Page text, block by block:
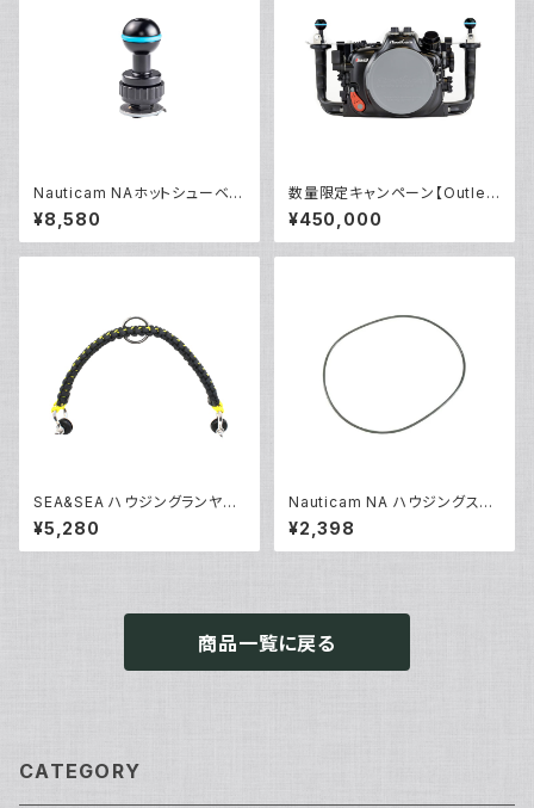
Nauticam NAホットシューベー
ス [40188]
¥8,580
数量限定キャンペーン【Outlet/
展示使用品】Nauticam R5ハウ
ジング バキュームバルブ付き
¥450,000
SEA&SEA ハウジングランヤー
ドIV [46137]
¥5,280
Nauticam NA ハウジングスペ
アOリング90139 [20865]
¥2,398
商品一覧に戻る
CATEGORY